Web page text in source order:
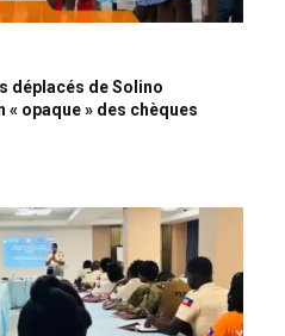
déplacés de Solino
opaque » des chèques